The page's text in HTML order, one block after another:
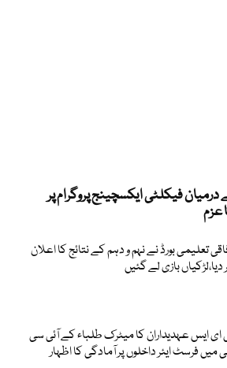
فیکلٹی ایکسچینج پروگرام پر
عزم
تعلیمی بورڈ نے نہم و دہم کے نتائج کا اعلان
دیا،لڑکیاں بازی لے گئیں
ای ایس عہدیداران کا میٹرک طلباء کے آئی سی
میں فرسٹ ایئر داخلوں پر آمادگی کا اظہار